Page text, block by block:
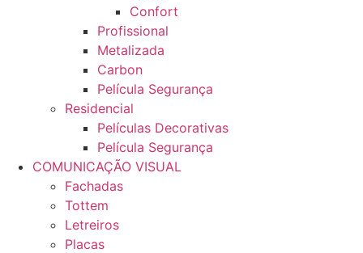
Confort
Profissional
Metalizada
Carbon
Película Segurança
Residencial
Películas Decorativas
Película Segurança
COMUNICAÇÃO VISUAL
Fachadas
Tottem
Letreiros
Placas